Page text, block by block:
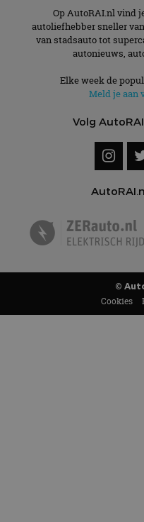
Op AutoRAI.nl vind
autoliefhebber sneller
van stadsauto tot
autonieuws,
Elke week de
Meld je aan
Volg
©
Cookies